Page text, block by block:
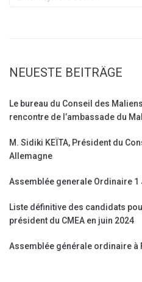
NEUESTE BEITRÄGE
Le bureau du Conseil des
rencontre de l’ambassade du
M. Sidiki KEÏTA, Président du
Allemagne
Assemblée generale Ordinaire 1
Liste définitive des candidats
président du CMEA en juin 2024
Assemblée générale ordinaire à